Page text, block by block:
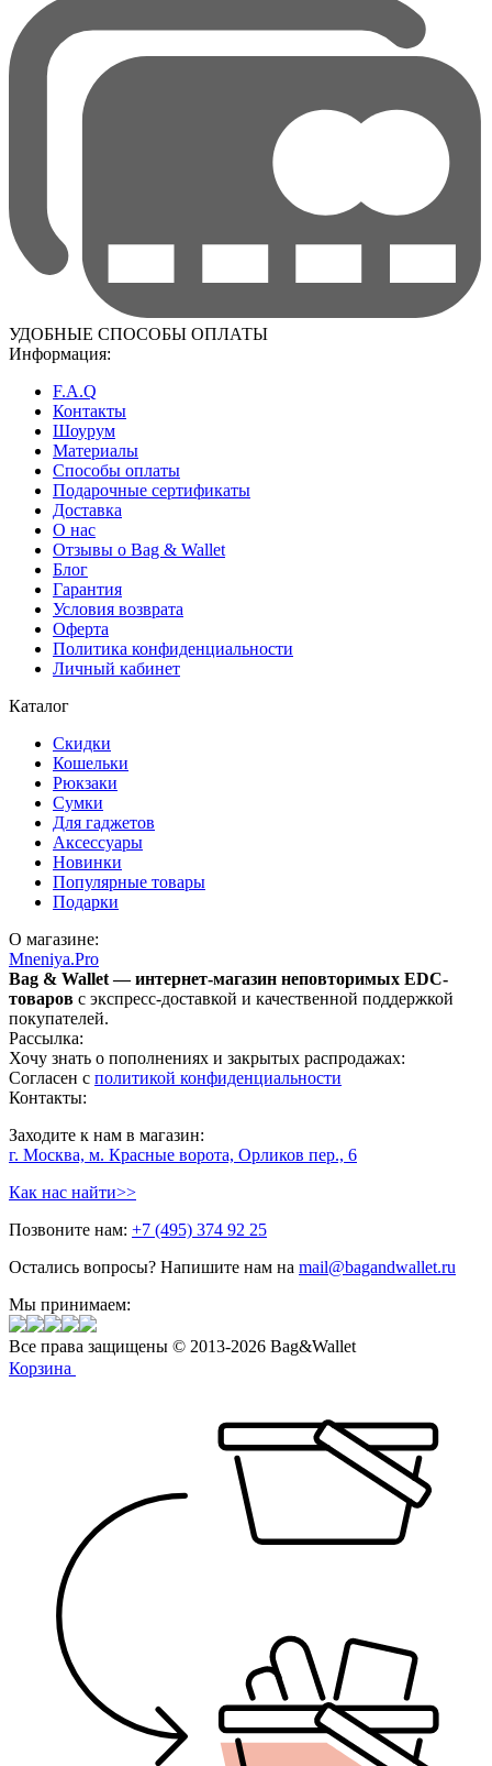
УДОБНЫЕ СПОСОБЫ ОПЛАТЫ
Информация:
F.A.Q
Контакты
Шоурум
Материалы
Способы оплаты
Подарочные сертификаты
Доставка
О нас
Отзывы о Bag & Wallet
Блог
Гарантия
Условия возврата
Оферта
Политика конфиденциальности
Личный кабинет
Каталог
Скидки
Кошельки
Рюкзаки
Сумки
Для гаджетов
Аксессуары
Новинки
Популярные товары
Подарки
О магазине:
Mneniya.Pro
Bag & Wallet — интернет-магазин неповторимых EDC-
товаров с экспресс-доставкой и качественной поддержкой
покупателей.
Рассылка:
Хочу знать о пополнениях и закрытых распродажах:
Согласен с политикой конфиденциальности
Контакты:
Заходите к нам в магазин:
г. Москва, м. Красные ворота, Орликов пер., 6
Как нас найти>>
Позвоните нам: +7 (495) 374 92 25
Остались вопросы? Напишите нам на mail@bagandwallet.ru
Мы принимаем:
Все права защищены © 2013-2026 Bag&Wallet
Корзина